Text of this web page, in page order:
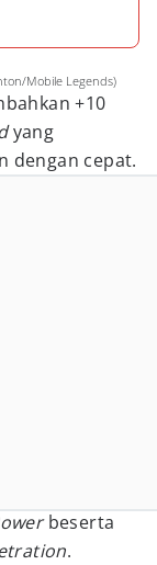
Mobile Legends)
+10
yang
dengan cepat.
beserta
.